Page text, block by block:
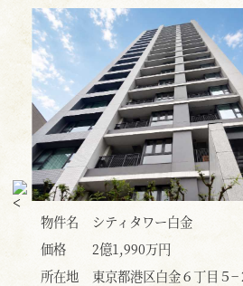
物件名
プレミストタワー白金高輪
価格
2億6,300万円
所在地
東京都港区高輪１丁目３−